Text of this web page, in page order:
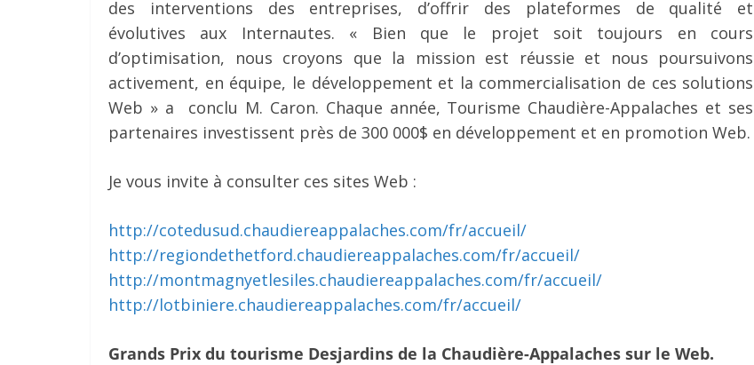
des interventions des entreprises, d’offrir des plateformes de qualité et
évolutives aux Internautes. « Bien que le projet soit toujours en cours
d’optimisation, nous croyons que la mission est réussie et nous poursuivons
activement, en équipe, le développement et la commercialisation de ces solutions
Web » a conclu M. Caron. Chaque année, Tourisme Chaudière-Appalaches et ses
partenaires investissent près de 300 000$ en développement et en promotion Web.
Je vous invite à consulter ces sites Web :
http://cotedusud.chaudiereappalaches.com/fr/accueil/
http://regiondethetford.chaudiereappalaches.com/fr/accueil/
http://montmagnyetlesiles.chaudiereappalaches.com/fr/accueil/
http://lotbiniere.chaudiereappalaches.com/fr/accueil/
Grands Prix du tourisme Desjardins de la Chaudière-Appalaches sur le Web.